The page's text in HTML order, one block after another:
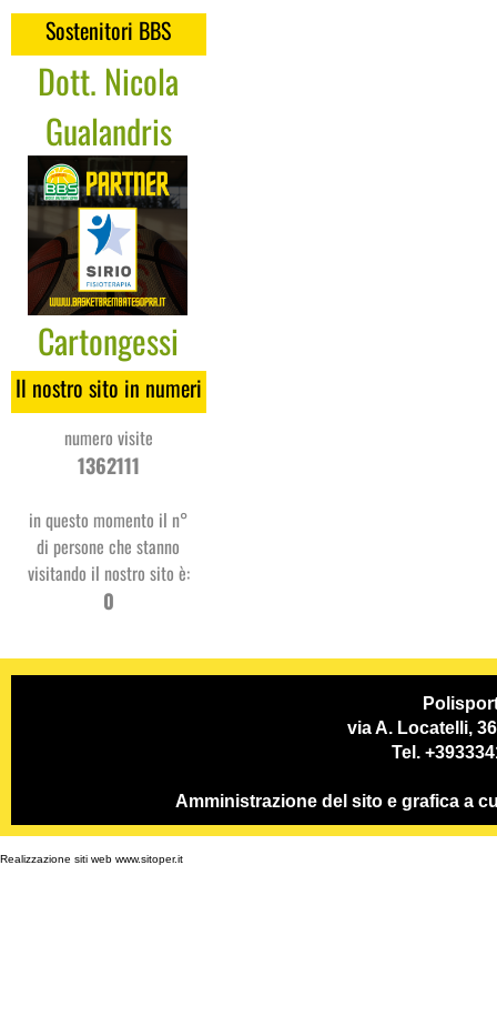
Sostenitori BBS
Dott. Nicola
Gualandris
Cartongessi
Coges
Studio
Dentistico
Il nostro sito in numeri
numero visite
1362111
in questo momento il n°
di persone che stanno
visitando il nostro sito è:
0
via A. Locatelli,
Tel.
Amministrazione del sito e grafica a
Realizzazione siti web www.sitoper.it